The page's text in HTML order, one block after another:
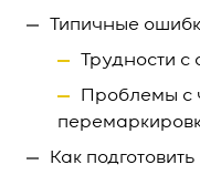
Типичные
Трудности
Проблемы с
Как